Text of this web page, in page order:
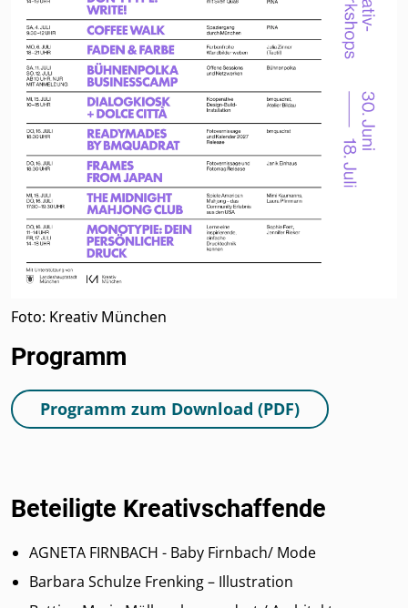
Foto: Kreativ München
Programm
Programm zum Download (PDF)
Beteiligte Kreativschaffende
AGNETA FIRNBACH - Baby Firnbach/ Mode
Barbara Schulze Frenking – Illustration